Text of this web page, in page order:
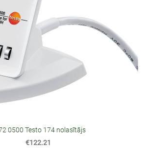
0500 Testo 174 nolasītājs
€122.21